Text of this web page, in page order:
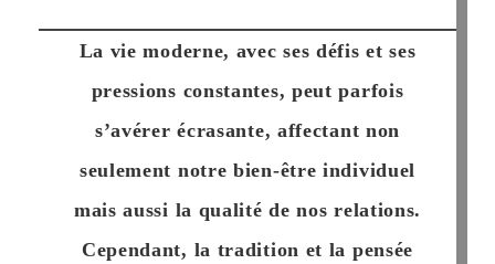
La vie moderne, avec ses défis et ses
pressions constantes, peut parfois
s’avérer écrasante, affectant non
seulement notre bien-être individuel
mais aussi la qualité de nos relations.
Cependant, la tradition et la pensée